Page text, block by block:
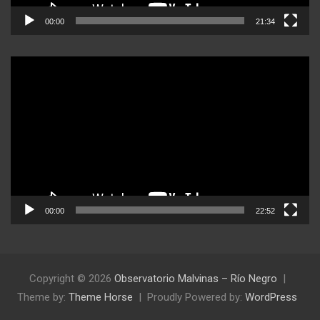
00:00 21:34
00:00 22:52
Copyright © 2026 Observatorio Malvinas – Río Negro
Theme by: Theme Horse Proudly Powered by: WordPress